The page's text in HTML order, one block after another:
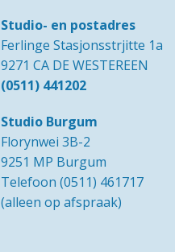
Studio- en postadres
Ferlinge Stasjonsstrjitte 1a
9271 CA DE WESTEREEN
(0511) 441202
Studio Burgum
Florynwei 3B-2
9251 MP Burgum
Telefoon (0511) 461717
(alleen op afspraak)